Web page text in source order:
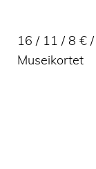
16 / 11 / 8 € /
Museikortet